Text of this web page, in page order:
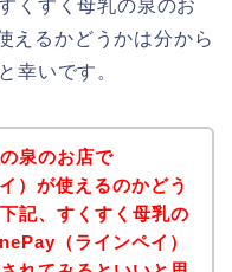
くすく母乳の泉のお
えるかどうかは分から
幸いです。
泉のお店で
）が使えるのかどう
記、すくすく母乳の
（ラインペイ）